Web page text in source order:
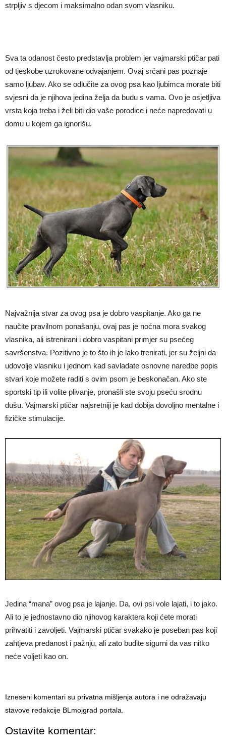
strpljiv s djecom i maksimalno odan svom vlasniku.
Sva ta odanost često predstavlja problem jer vajmarski ptičar pati
od tjeskobe uzrokovane odvajanjem. Ovaj srčani pas poznaje
samo ljubav. Ako se odlučite za ovog psa kao ljubimca morate biti
svjesni da je njihova jedina želja da budu s vama. Ovo je osjetljiva
vrsta koja treba i želi biti dio vaše porodice i neće napredovati u
domu u kojem ga ignorišu.
Najvažnija stvar za ovog psa je dobro vaspitanje. Ako ga ne
naučite pravilnom ponašanju, ovaj pas je noćna mora svakog
vlasnika, ali istrenirani i dobro vaspitani primjer su psećeg
savršenstva. Pozitivno je to što ih je lako trenirati, jer su željni da
udovolje vlasniku i jednom kad savladate osnovne naredbe popis
stvari koje možete raditi s ovim psom je beskonačan. Ako ste
sportski tip ili volite plivanje, pronašli ste svoju pseću srodnu
dušu. Vajmarski ptičar najsretniji je kad dobija dovoljno mentalne i
fizičke stimulacije.
Jedina “mana” ovog psa je lajanje. Da, ovi psi vole lajati, i to jako.
Ali to je jednostavno dio njihovog karaktera koji ćete morati
prihvatiti i zavoljeti. Vajmarski ptičar svakako je poseban pas koji
zahtjeva predanost i pažnju, ali zato budite sigurni da vas nitko
neće voljeti kao on.
Izneseni komentari su privatna mišljenja autora i ne odražavaju
stavove redakcije BLmojgrad portala.
Ostavite komentar: